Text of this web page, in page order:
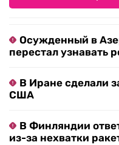
Осужденный в
перестал узнавать
В Иране сделали
США
В Финляндии
из-за нехватки